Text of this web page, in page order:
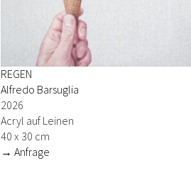
REGEN
Alfredo Barsuglia
2026
Acryl auf Leinen
40 x 30 cm
→ Anfrage